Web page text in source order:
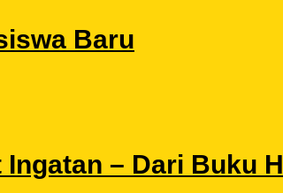
Baru
– Dari Buku